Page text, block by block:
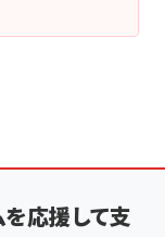
応援して支